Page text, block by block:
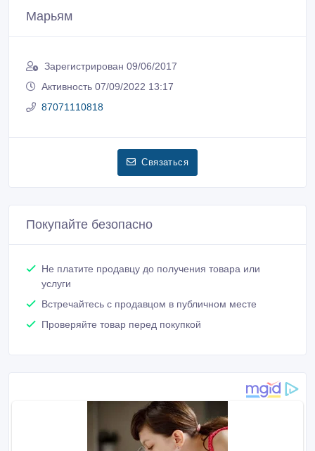
Марьям
Зарегистрирован 09/06/2017
Активность 07/09/2022 13:17
87071110818
Связаться
Покупайте безопасно
Не платите продавцу до получения товара или
услуги
Встречайтесь с продавцом в публичном месте
Проверяйте товар перед покупкой